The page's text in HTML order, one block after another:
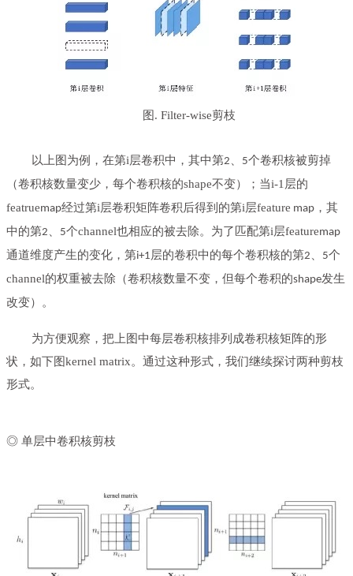
图. Filter-wise剪枝
以上图为例，在第i层卷积中，其中第2 5个卷积核被剪掉
（卷积核数量变少，每个卷积核的shape不变）；当i-1层的
featruemap经过第i层卷积矩阵卷积后得到的第i层feature map ，其
中的第2 5个channel也相应的被去除。为了匹配第i层featuremap
通道维度产生的变化，第i+1 层的卷积中的每个卷积核的第2 5个
channel的权重被去除（卷积核数量不变，但每个卷积的shape发生
改变）。
为方便观察，把上图中每层卷积核排列成卷积核矩阵的形
状，如下图kernel matrix。通过这种形式，我们继续探讨两种剪枝
形式。
◎ 单层中卷积核剪枝